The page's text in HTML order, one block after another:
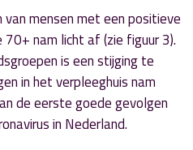
mensen met een positieve
nam licht af (zie figuur 3).
is een stijging te
in het verpleeghuis nam
de eerste goede gevolgen
in Nederland.